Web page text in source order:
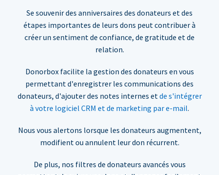
Se souvenir des anniversaires des donateurs et des
étapes importantes de leurs dons peut contribuer à
créer un sentiment de confiance, de gratitude et de
relation.
Donorbox facilite la gestion des donateurs en vous
permettant d'enregistrer les communications des
donateurs, d'ajouter des notes internes etde s'intégrer
à votre logiciel CRM et de marketing par e-mail.
Nous vous alertons lorsque les donateurs augmentent,
modifient ou annulent leur don récurrent.
De plus, nos filtres de donateurs avancés vous